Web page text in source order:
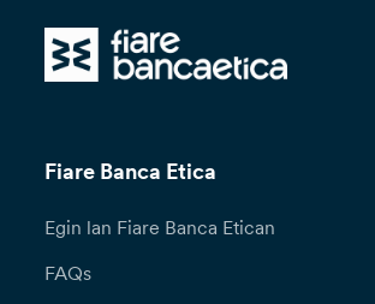
Fiare Banca Etica
Egin lan Fiare Banca Etican
FAQs